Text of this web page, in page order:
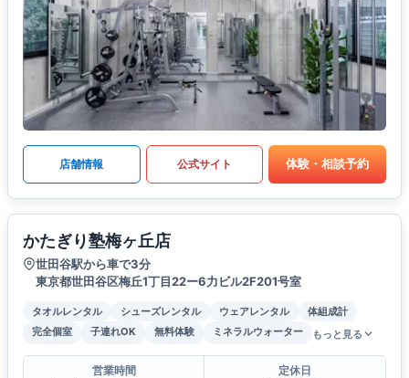
店舗情報 公式サイト 体験・相談予約
かたぎり塾梅ヶ丘店
世田谷駅から車で3分
東京都世田谷区梅丘1丁目22ー6力ビル2F201号室
タオルレンタル シューズレンタル ウェアレンタル
体組成計
完全個室
子連れOK 無料体験 ミネラルウォーター もっと見る
営業時間
定休日